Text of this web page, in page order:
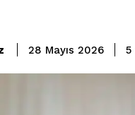
28 Mayıs 2026 5